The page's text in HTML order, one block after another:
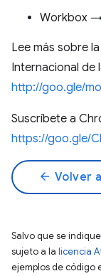
Workbox
Lee más sobre
Internacional
http://goo.gle/
Suscríbete a
https://goo.gle/
arrow_back Volver
Salvo que se
sujeto a la licencia
ejemplos de código